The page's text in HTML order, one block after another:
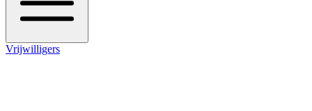
Vrijwilligers